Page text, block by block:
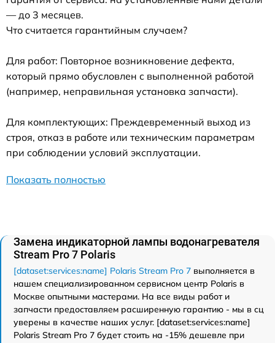
— до 3 месяцев.
Что считается гарантийным случаем?
Для работ: Повторное возникновение дефекта,
который прямо обусловлен с выполненной работой
(например, неправильная установка запчасти).
Для комплектующих: Преждевременный выход из
строя, отказ в работе или техническим параметрам
при соблюдении условий эксплуатации.
Показать полностью
Замена индикаторной лампы водонагревателя
Stream Pro 7 Polaris
[dataset:services:name] Polaris Stream Pro 7 выполняется в
нашем специализированном сервисном центр Polaris в
Москве опытными мастерами. На все виды работ и
запчасти предоставляем расширенную гарантию - мы в сц
уверены в качестве наших услуг. [dataset:services:name]
Polaris Stream Pro 7 будет стоить на -15% дешевле при